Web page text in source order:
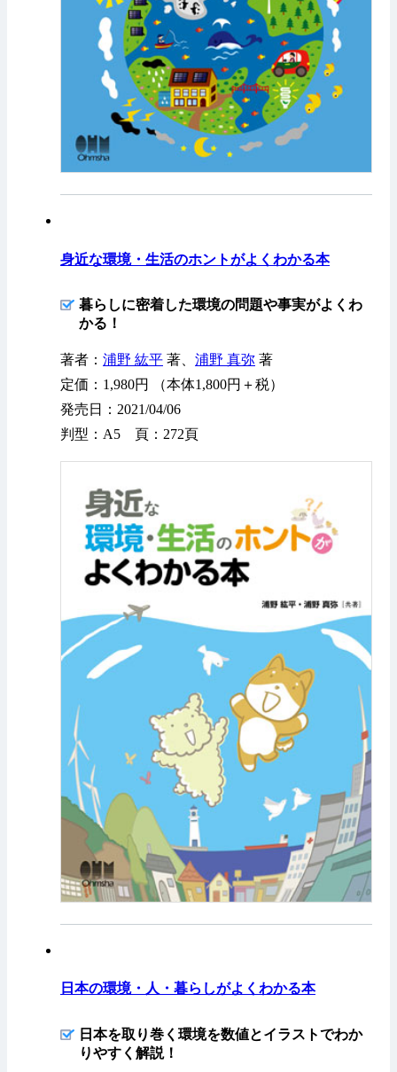
身近な環境・生活のホントがよくわかる本
暮らしに密着した環境の問題や事実がよくわ
かる！
著者： 浦野 紘平 著、 浦野 真弥 著
定価：1,980円 （本体1,800円＋税）
発売日：2021/04/06
判型：A5 頁：272頁
日本の環境・人・暮らしがよくわかる本
日本を取り巻く環境を数値とイラストでわか
りやすく解説！